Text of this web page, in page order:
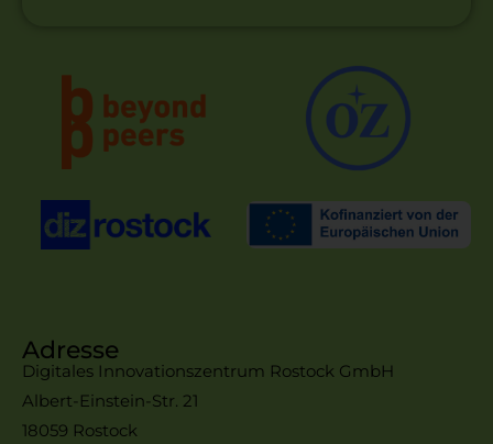
Adresse
Digitales Innovationszentrum Rostock GmbH
Albert-Einstein-Str. 21
18059 Rostock